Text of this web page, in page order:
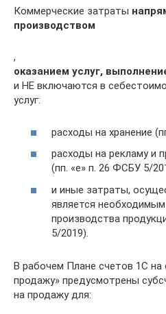
Коммерческие затраты
производством
,
оказанием услуг,
и НЕ включаются в
услуг:
расходы на хранение
расходы на рекламу и
(пп. «е» п. 26 ФСБУ 5/
и иные затраты,
является
производства
5/2019).
В рабочем Плане счетов 1С на
продажу» предусмотрены
на продажу для: